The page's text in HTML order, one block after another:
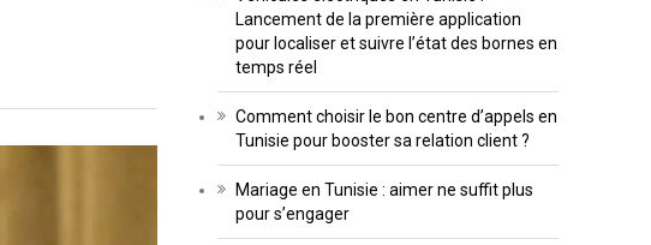
Lancement de la première application
pour localiser et suivre l’état des bornes en
temps réel
Comment choisir le bon centre d’appels en
Tunisie pour booster sa relation client ?
Mariage en Tunisie : aimer ne suffit plus
pour s’engager